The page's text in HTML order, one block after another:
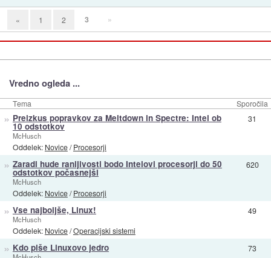
« 1 2 3 »
Vredno ogleda ...
Tema Sporočila
» Preizkus popravkov za Meltdown in Spectre: Intel ob
10 odstotkov
McHusch
Oddelek: Novice/Procesorji
31
» Zaradi hude ranljivosti bodo Intelovi procesorji do 50
odstotkov počasnejši
McHusch
Oddelek: Novice/Procesorji
620
» Vse najboljše, Linux!
McHusch
Oddelek: Novice/Operacijski sistemi
49
» Kdo piše Linuxovo jedro 73